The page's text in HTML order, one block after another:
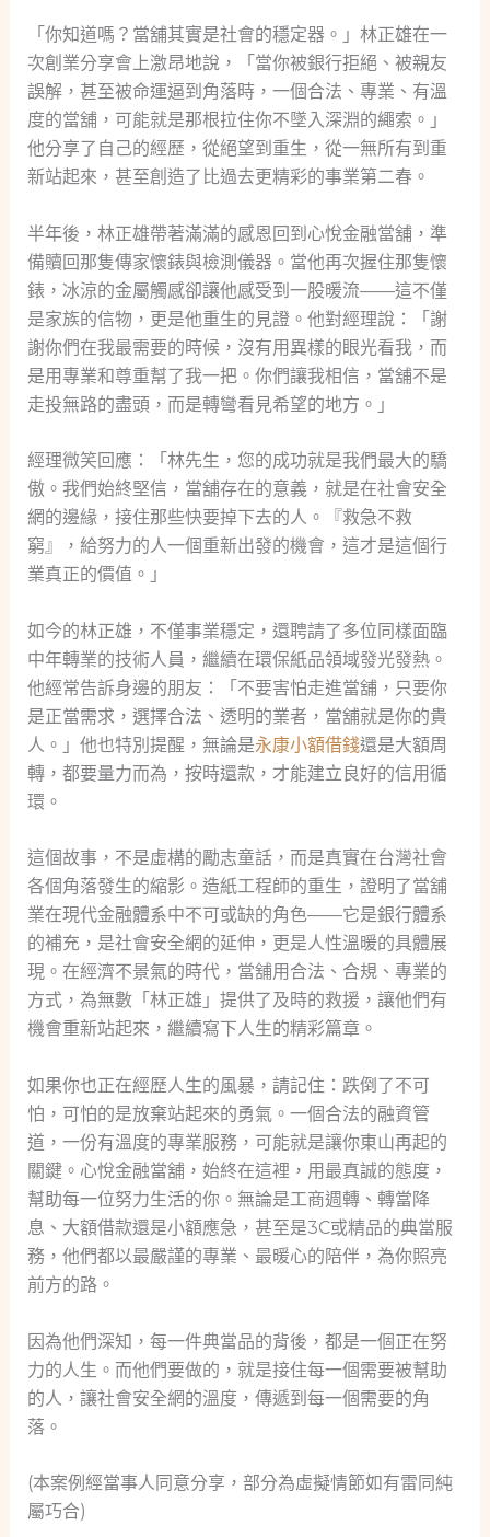
「你知道嗎？當舖其實是社會的穩定器。」林正雄在一
次創業分享會上激昂地說，「當你被銀行拒絕、被親友
誤解，甚至被命運逼到角落時，一個合法、專業、有溫
度的當舖，可能就是那根拉住你不墜入深淵的繩索。」
他分享了自己的經歷，從絕望到重生，從一無所有到重
新站起來，甚至創造了比過去更精彩的事業第二春。
半年後，林正雄帶著滿滿的感恩回到心悅金融當舖，準
備贖回那隻傳家懷錶與檢測儀器。當他再次握住那隻懷
錶，冰涼的金屬觸感卻讓他感受到一股暖流——這不僅
是家族的信物，更是他重生的見證。他對經理說：「謝
謝你們在我最需要的時候，沒有用異樣的眼光看我，而
是用專業和尊重幫了我一把。你們讓我相信，當舖不是
走投無路的盡頭，而是轉彎看見希望的地方。」
經理微笑回應：「林先生，您的成功就是我們最大的驕
傲。我們始終堅信，當舖存在的意義，就是在社會安全
網的邊緣，接住那些快要掉下去的人。『救急不救
窮』，給努力的人一個重新出發的機會，這才是這個行
業真正的價值。」
如今的林正雄，不僅事業穩定，還聘請了多位同樣面臨
中年轉業的技術人員，繼續在環保紙品領域發光發熱。
他經常告訴身邊的朋友：「不要害怕走進當舖，只要你
是正當需求，選擇合法、透明的業者，當舖就是你的貴
人。」他也特別提醒，無論是永康小額借錢還是大額周
轉，都要量力而為，按時還款，才能建立良好的信用循
環。
這個故事，不是虛構的勵志童話，而是真實在台灣社會
各個角落發生的縮影。造紙工程師的重生，證明了當舖
業在現代金融體系中不可或缺的角色——它是銀行體系
的補充，是社會安全網的延伸，更是人性溫暖的具體展
現。在經濟不景氣的時代，當舖用合法、合規、專業的
方式，為無數「林正雄」提供了及時的救援，讓他們有
機會重新站起來，繼續寫下人生的精彩篇章。
如果你也正在經歷人生的風暴，請記住：跌倒了不可
怕，可怕的是放棄站起來的勇氣。一個合法的融資管
道，一份有溫度的專業服務，可能就是讓你東山再起的
關鍵。心悅金融當舖，始終在這裡，用最真誠的態度，
幫助每一位努力生活的你。無論是工商週轉、轉當降
息、大額借款還是小額應急，甚至是3C或精品的典當服
務，他們都以最嚴謹的專業、最暖心的陪伴，為你照亮
前方的路。
因為他們深知，每一件典當品的背後，都是一個正在努
力的人生。而他們要做的，就是接住每一個需要被幫助
的人，讓社會安全網的溫度，傳遞到每一個需要的角
落。
(本案例經當事人同意分享，部分為虛擬情節如有雷同純
屬巧合)